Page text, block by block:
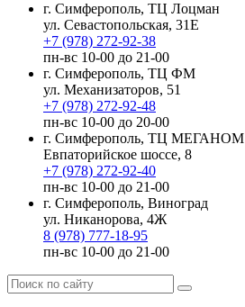
г. Симферополь, ТЦ Лоцман
ул. Севастопольская, 31Е
+7 (978) 272-92-38
пн-вс 10-00 до 21-00
г. Симферополь, ТЦ ФМ
ул. Механизаторов, 51
+7 (978) 272-92-48
пн-вс 10-00 до 20-00
г. Симферополь, ТЦ МЕГАНОМ
Евпаторийское шоссе, 8
+7 (978) 272-92-40
пн-вс 10-00 до 21-00
г. Симферополь, Виноград
ул. Никанорова, 4Ж
8 (978) 777-18-95
пн-вс 10-00 до 21-00